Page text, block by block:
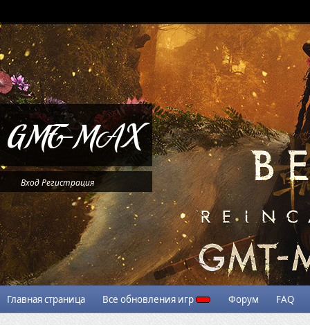
ВходРегистрация
Главная страница Все обновления игр Форум FAQ